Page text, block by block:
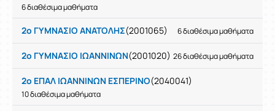
6 διαθέσιμα μαθήματα
2ο ΓΥΜΝΑΣΙΟ ΑΝΑΤΟΛΗΣ(2001065) 6 διαθέσιμα μαθήματα
2ο ΓΥΜΝΑΣΙΟ ΙΩΑΝΝΙΝΩΝ(2001020) 26 διαθέσιμα μαθήματα
2ο ΕΠΑΛ ΙΩΑΝΝΙΝΩΝ ΕΣΠΕΡΙΝΟ(2040041)
10 διαθέσιμα μαθήματα